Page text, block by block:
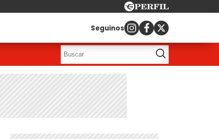
Seguinos